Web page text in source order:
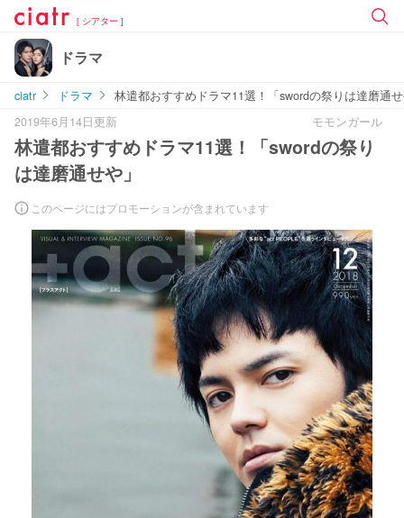
[ シアター ]
ドラマ
ciatr ドラマ
林遣都おすすめドラマ11選！「swordの祭りは達磨通
2019年6月14日更新
モモンガール
林遣都おすすめドラマ11選！「swordの祭り
は達磨通せや」
このページにはプロモーションが含まれています